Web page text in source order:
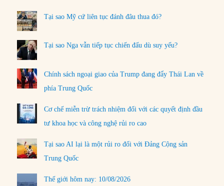
Tại sao Mỹ cứ liên tục đánh đâu thua đó?
Tại sao Nga vẫn tiếp tục chiến đấu dù suy yếu?
Chính sách ngoại giao của Trump đang đẩy Thái Lan về
phía Trung Quốc
Cơ chế miễn trừ trách nhiệm đối với các quyết định đầu
tư khoa học và công nghệ rủi ro cao
Tại sao AI lại là một rủi ro đối với Đảng Cộng sản
Trung Quốc
Thế giới hôm nay: 10/08/2026